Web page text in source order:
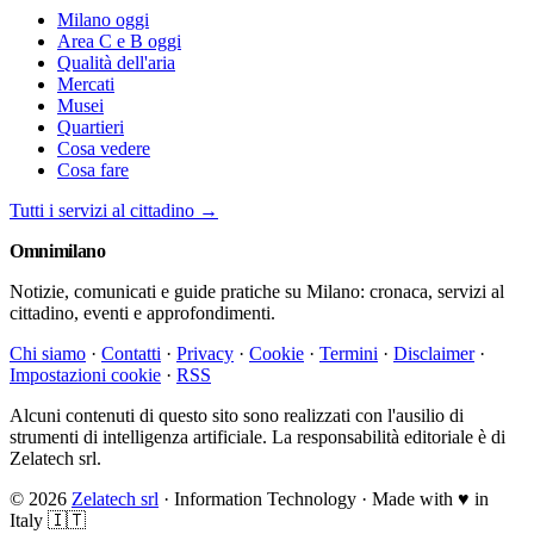
Milano oggi
Area C e B oggi
Qualità dell'aria
Mercati
Musei
Quartieri
Cosa vedere
Cosa fare
Tutti i servizi al cittadino →
Omnimilano
Notizie, comunicati e guide pratiche su Milano: cronaca, servizi al
cittadino, eventi e approfondimenti.
Chi siamo · Contatti · Privacy · Cookie · Termini · Disclaimer ·
Impostazioni cookie · RSS
Alcuni contenuti di questo sito sono realizzati con l'ausilio di
strumenti di intelligenza artificiale. La responsabilità editoriale è di
Zelatech srl.
© 2026 Zelatech srl · Information Technology · Made with ♥ in
Italy 🇮🇹